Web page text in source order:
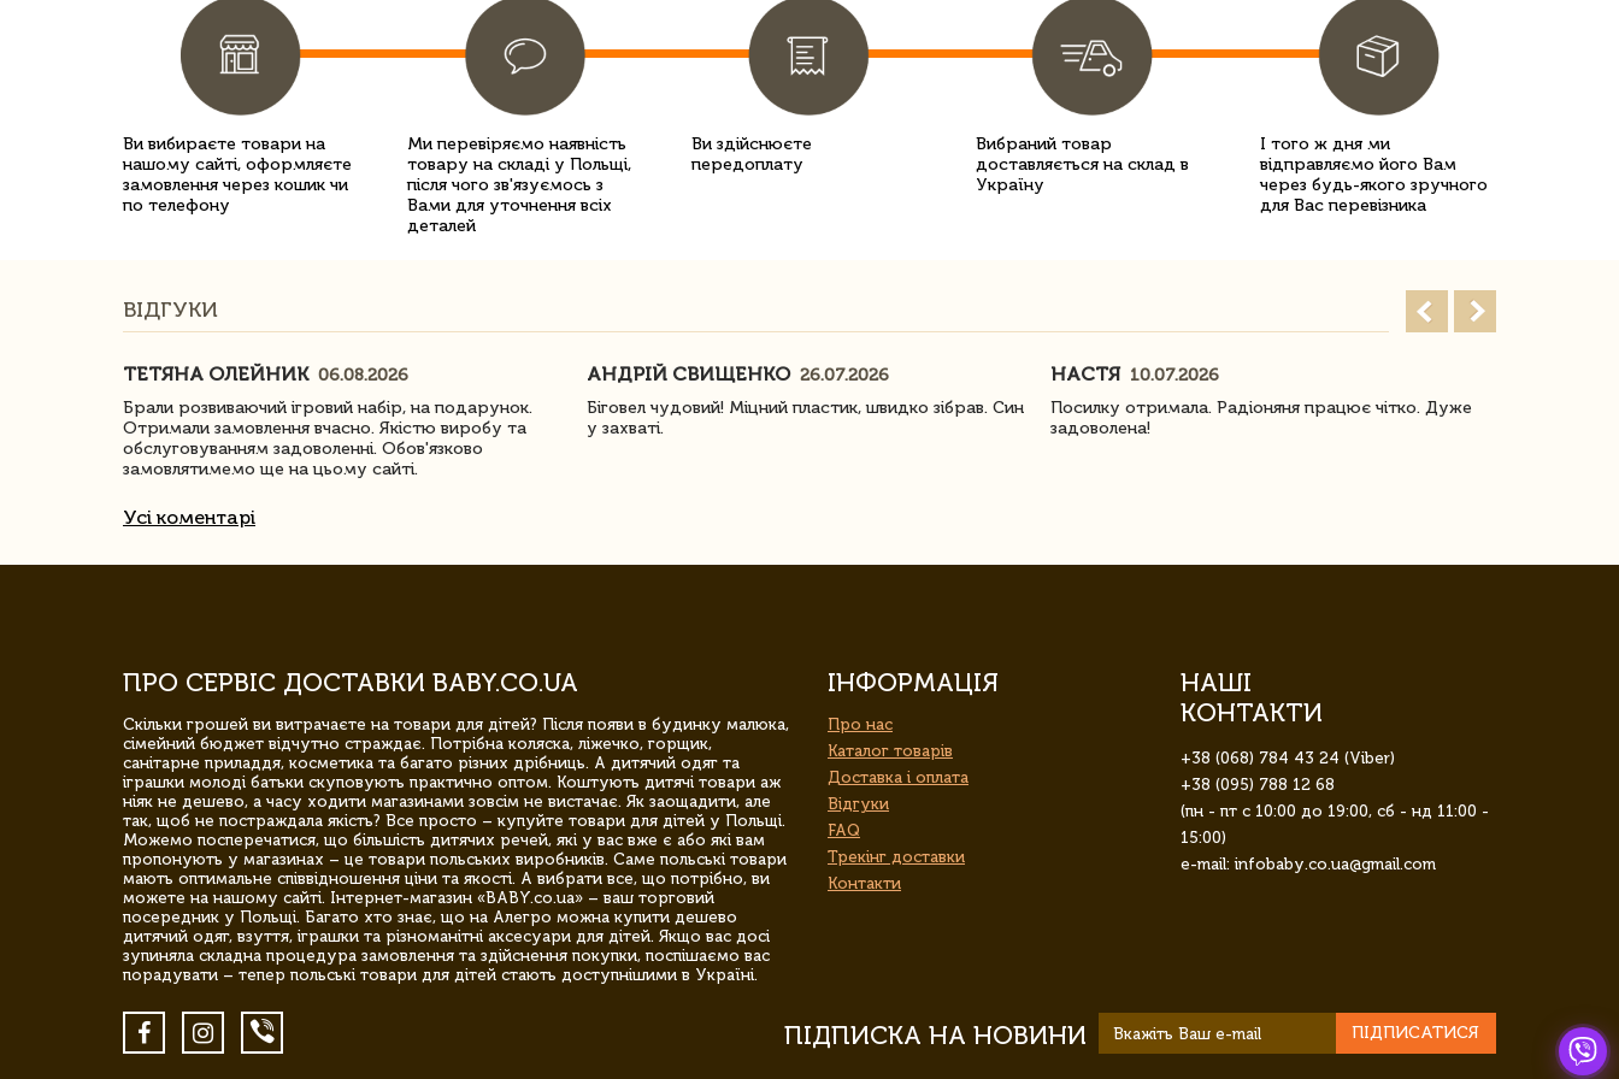
Ви вибираєте товари на
нашому сайті, оформляєте
замовлення через кошик чи
по телефону
Ми перевіряємо наявність
товару на складі у Польщі,
після чого зв'язуємось з
Вами для уточнення всіх
деталей
Ви здійснюєте
передоплату
Вибраний товар
доставляється на склад в
Україну
І того ж дня ми
відправляємо його Вам
через будь-якого зручного
для Вас перевізника
ВІДГУКИ
ТЕТЯНА ОЛЕЙНИК 06.08.2026
Брали розвиваючий ігровий набір, на подарунок.
Отримали замовлення вчасно. Якістю виробу та
обслуговуванням задоволенні. Обов'язково
замовлятимемо ще на цьому сайті.
АНДРІЙ СВИЩЕНКО 26.07.2026
Біговел чудовий! Міцний пластик, швидко зібрав. Син
у захваті.
НАСТЯ 10.07.2026
Посилку отримала. Радіоняня працює чітко. Дуже
задоволена!
Усі коментарі
ПРО СЕРВІС ДОСТАВКИ BABY.CO.UA
Скільки грошей ви витрачаєте на товари для дітей? Після появи в будинку малюка,
сімейний бюджет відчутно страждає. Потрібна коляска, ліжечко, горщик,
санітарне приладдя, косметика та багато різних дрібниць. А дитячий одяг та
іграшки молоді батьки скуповують практично оптом. Коштують дитячі товари аж
ніяк не дешево, а часу ходити магазинами зовсім не вистачає. Як заощадити, але
так, щоб не постраждала якість? Все просто – купуйте товари для дітей у Польщі.
Можемо посперечатися, що більшість дитячих речей, які у вас вже є або які вам
пропонують у магазинах – це товари польських виробників. Саме польські товари
мають оптимальне співвідношення ціни та якості. А вибрати все, що потрібно, ви
можете на нашому сайті. Інтернет-магазин «BABY.co.ua» – ваш торговий
посередник у Польщі. Багато хто знає, що на Алегро можна купити дешево
дитячий одяг, взуття, іграшки та різноманітні аксесуари для дітей. Якщо вас досі
зупиняла складна процедура замовлення та здійснення покупки, поспішаємо вас
порадувати – тепер польські товари для дітей стають доступнішими в Україні.
ІНФОРМАЦІЯ
Про нас
Каталог товарів
Доставка і оплата
Відгуки
FAQ
Трекінг доставки
Контакти
НАШІ
КОНТАКТИ
+38 (068) 784 43 24 (Viber)
+38 (095) 788 12 68
(пн - пт с 10:00 до 19:00, сб - нд 11:00 -
15:00)
e-mail: infobaby.co.ua@gmail.com
ПІДПИСКА НА НОВИНИ ПІДПИСАТИСЯ